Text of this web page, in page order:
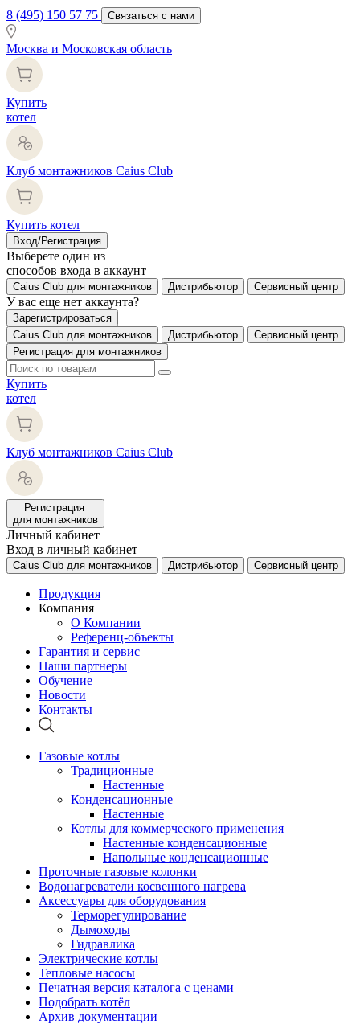
8 (495) 150 57 75 Связаться с нами
Москва и Московская область
Купить
котел
Клуб монтажников Caius Club
Купить котел
Вход/Регистрация
Выберете один из
способов входа в аккаунт
Caius Club для монтажников Дистрибьютор Сервисный центр
У вас еще нет аккаунта?
Зарегистрироваться
Caius Club для монтажников
Дистрибьютор
Сервисный центр
Регистрация для монтажников
Купить
котел
Клуб монтажников Caius Club
Регистрация
для монтажников
Личный кабинет
Вход в личный кабинет
Caius Club для монтажников Дистрибьютор Сервисный центр
Продукция
Компания
О Компании
Референц-объекты
Гарантия и сервис
Наши партнеры
Обучение
Новости
Контакты
Газовые котлы
Традиционные
Настенные
Конденсационные
Настенные
Котлы для коммерческого применения
Настенные конденсационные
Напольные конденсационные
Проточные газовые колонки
Водонагреватели косвенного нагрева
Аксессуары для оборудования
Терморегулирование
Дымоходы
Гидравлика
Электрические котлы
Тепловые насосы
Печатная версия каталога с ценами
Подобрать котёл
Архив документации